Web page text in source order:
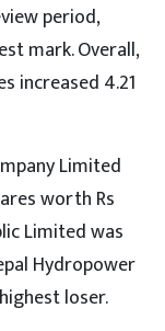
period,
mark. Overall,
increased 4.21
Limited
worth Rs
Limited was
Hydropower
loser.